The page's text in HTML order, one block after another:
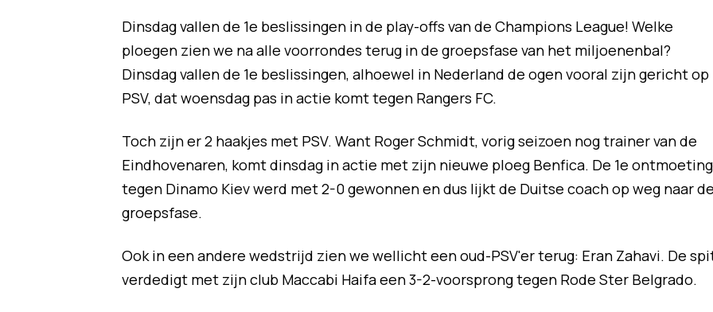
Dinsdag vallen de 1e beslissingen in de play-offs van de Champions League! Welke
ploegen zien we na alle voorrondes terug in de groepsfase van het miljoenenbal?
Dinsdag vallen de 1e beslissingen, alhoewel in Nederland de ogen vooral zijn gericht op
PSV, dat woensdag pas in actie komt tegen Rangers FC.
Toch zijn er 2 haakjes met PSV. Want Roger Schmidt, vorig seizoen nog trainer van de
Eindhovenaren, komt dinsdag in actie met zijn nieuwe ploeg Benfica. De 1e ontmoeting
tegen Dinamo Kiev werd met 2-0 gewonnen en dus lijkt de Duitse coach op weg naar
groepsfase.
Ook in een andere wedstrijd zien we wellicht een oud-PSV'er terug: Eran Zahavi. De
verdedigt met zijn club Maccabi Haifa een 3-2-voorsprong tegen Rode Ster Belgrado.